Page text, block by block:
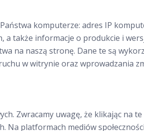
komputerze: adres IP
a także informacje o produkcie i
na naszą stronę. Dane te są
w witrynie oraz wprowadzania
Zwracamy uwagę, że klikając na te
platformach mediów